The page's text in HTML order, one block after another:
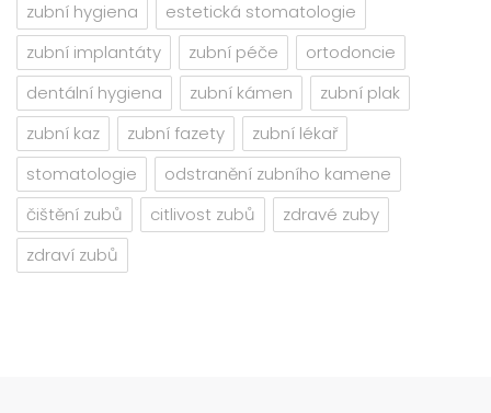
zubní hygiena
estetická stomatologie
zubní implantáty
zubní péče
ortodoncie
dentální hygiena
zubní kámen
zubní plak
zubní kaz
zubní fazety
zubní lékař
stomatologie
odstranění zubního kamene
čištění zubů
citlivost zubů
zdravé zuby
zdraví zubů